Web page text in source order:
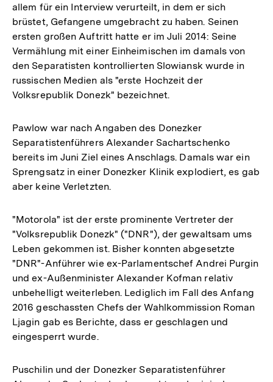
allem für ein Interview verurteilt, in dem er sich
brüstet, Gefangene umgebracht zu haben. Seinen
ersten großen Auftritt hatte er im Juli 2014: Seine
Vermählung mit einer Einheimischen im damals von
den Separatisten kontrollierten Slowiansk wurde in
russischen Medien als "erste Hochzeit der
Volksrepublik Donezk" bezeichnet.
Pawlow war nach Angaben des Donezker
Separatistenführers Alexander Sachartschenko
bereits im Juni Ziel eines Anschlags. Damals war ein
Sprengsatz in einer Donezker Klinik explodiert, es gab
aber keine Verletzten.
"Motorola" ist der erste prominente Vertreter der
"Volksrepublik Donezk" ("DNR"), der gewaltsam ums
Leben gekommen ist. Bisher konnten abgesetzte
"DNR"-Anführer wie ex-Parlamentschef Andrei Purgin
und ex-Außenminister Alexander Kofman relativ
unbehelligt weiterleben. Lediglich im Fall des Anfang
2016 geschassten Chefs der Wahlkommission Roman
Ljagin gab es Berichte, dass er geschlagen und
eingesperrt wurde.
Puschilin und der Donezker Separatistenführer